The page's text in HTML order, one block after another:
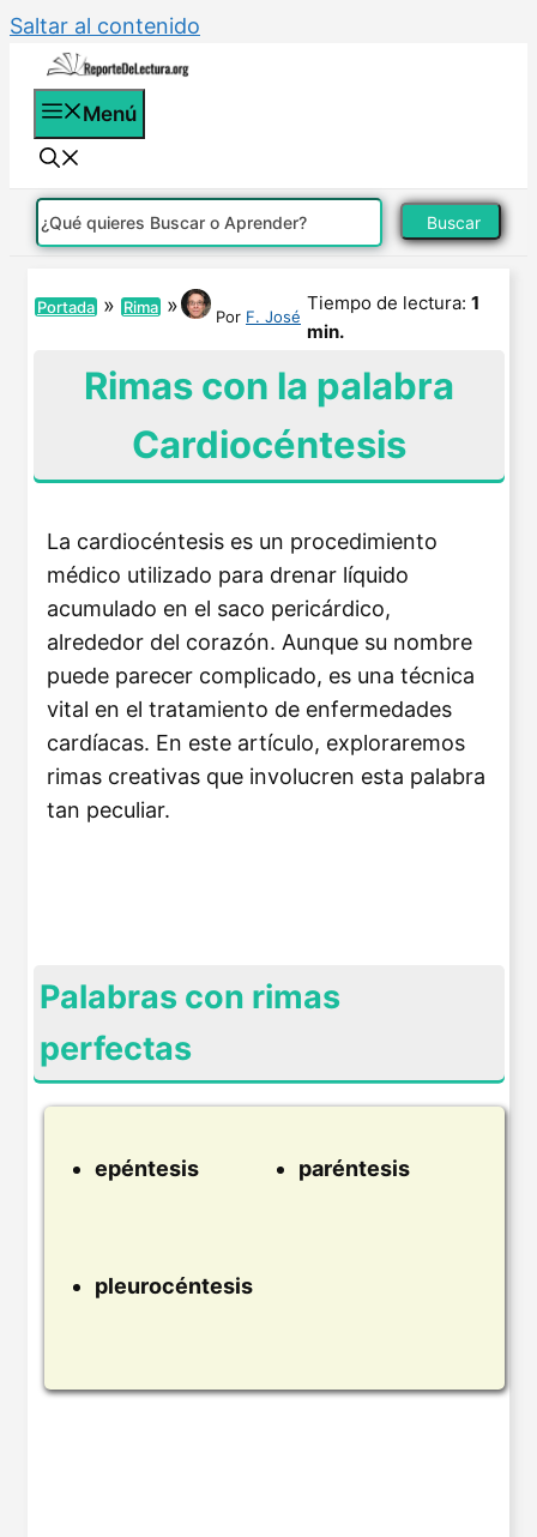
Saltar al contenido
Menú
Buscar
Portada » Rima » Por F. José
Tiempo de lectura: 1
min.
Rimas con la palabra
Cardiocéntesis
La cardiocéntesis es un procedimiento
médico utilizado para drenar líquido
acumulado en el saco pericárdico,
alrededor del corazón. Aunque su nombre
puede parecer complicado, es una técnica
vital en el tratamiento de enfermedades
cardíacas. En este artículo, exploraremos
rimas creativas que involucren esta palabra
tan peculiar.
Palabras con rimas
perfectas
epéntesis paréntesis
pleurocéntesis